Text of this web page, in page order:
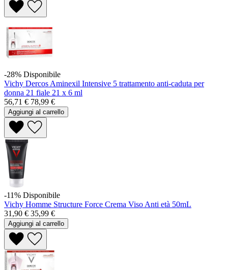
-28% Disponibile
Vichy Dercos Aminexil Intensive 5 trattamento anti-caduta per
donna 21 fiale 21 x 6 ml
56,71 € 78,99 €
Aggiungi al carrello
-11% Disponibile
Vichy Homme Structure Force Crema Viso Anti età 50mL
31,90 € 35,99 €
Aggiungi al carrello